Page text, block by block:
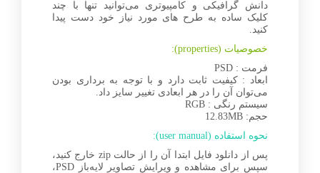
دانش گرافیکی و کامپیوتری می‌توانید تنها با چند
کلیک ساده به طرح های مورد نیاز خود دست پیدا
کنید.
خصوصیات (properties):
فرمت : PSD
ابعاد : کیفیت ثابت دارد و با توجه به برداری بودن
می‌توان آن را در هر ابعادی تغییر سایز داد.
سیستم رنگی : RGB
حجم: 12.83MB
نحوه استفاده (user manual):
پس از دانلود فایل ابتدا آن را از حالت zip خارج کنید،
سپس برای مشاهده و ویرایش تصاویر لایه‌باز PSD،